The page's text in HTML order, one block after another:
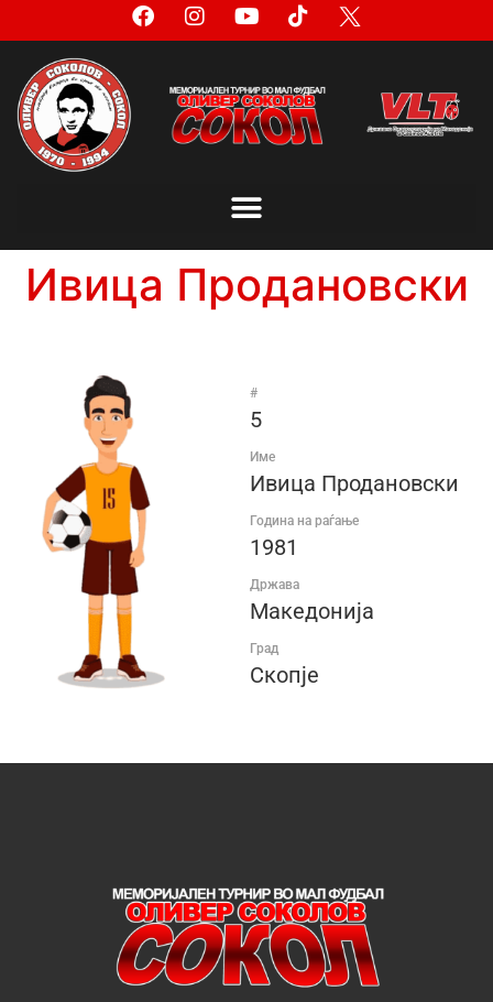
Ивица Продановски
#
5
Име
Ивица Продановски
Година на раѓање
1981
Држава
Македонија
Град
Скопје